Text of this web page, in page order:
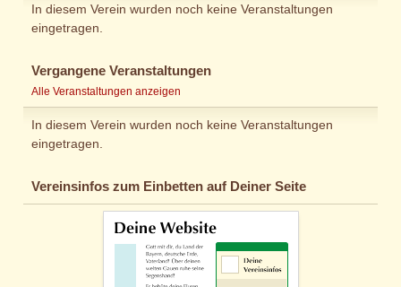
In diesem Verein wurden noch keine Veranstaltungen
eingetragen.
Vergangene Veranstaltungen
Alle Veranstaltungen anzeigen
In diesem Verein wurden noch keine Veranstaltungen
eingetragen.
Vereinsinfos zum Einbetten auf Deiner Seite